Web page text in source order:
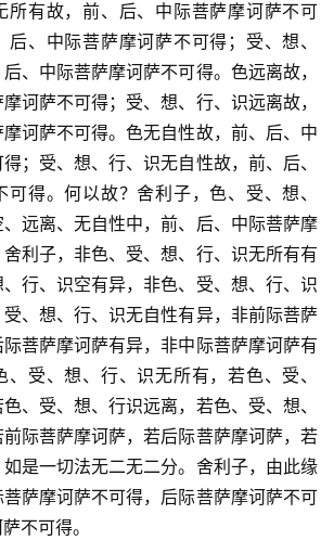
所有故，前、后、中际菩萨摩诃萨不可
、中际菩萨摩诃萨不可得；受、想、
、中际菩萨摩诃萨不可得。色远离故，
诃萨不可得；受、想、行、识远离故，
诃萨不可得。色无自性故，前、后、中
；受、想、行、识无自性故，前、后、
得。何以故？舍利子，色、受、想、
远离、无自性中，前、后、中际菩萨摩
利子，非色、受、想、行、识无所有有
行、识空有异，非色、受、想、行、识
、想、行、识无自性有异，非前际菩萨
菩萨摩诃萨有异，非中际菩萨摩诃萨有
受、想、行、识无所有，若色、受、
、受、想、行识远离，若色、受、想、
际菩萨摩诃萨，若后际菩萨摩诃萨，若
是一切法无二无二分。舍利子，由此缘
萨摩诃萨不可得，后际菩萨摩诃萨不可
不可得。